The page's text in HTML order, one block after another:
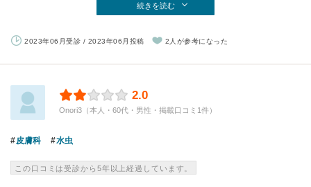
続きを読む
2023年06月受診 / 2023年06月投稿 2人が参考になった
2.0
Onori3（本人・60代・男性・掲載口コミ1件）
皮膚科 水虫
この口コミは受診から5年以上経過しています。